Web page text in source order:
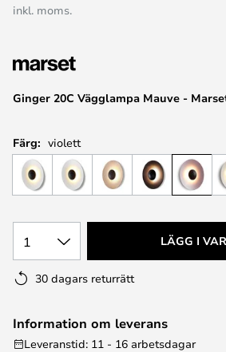
början
bildgalleriet
Ginger 20C Vägglampa Mauve -
inkl. moms.
Färg: violett
1 LÄGG I
30 dagars returrätt
Information om leverans
Leveranstid: 11 - 16 arbetsdagar